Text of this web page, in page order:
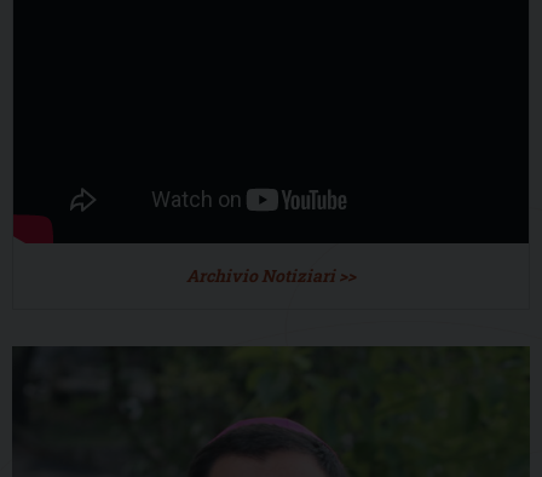
Archivio Notiziari >>